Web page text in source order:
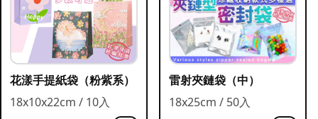
花漾手提紙袋（粉紫系）
18x10x22cm / 10入
雷射夾鏈袋（中）
18x25cm / 50入